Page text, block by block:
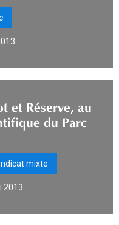
et Réserve, au
du Parc
mixte
2013